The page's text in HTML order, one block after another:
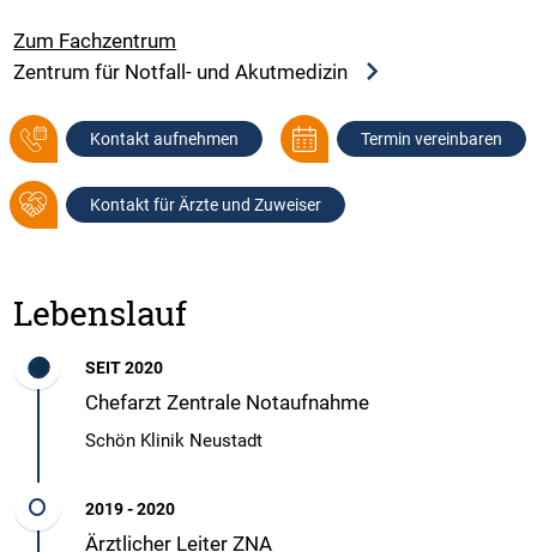
Zum Fachzentrum
Zentrum für Notfall- und Akutmedizin
Kontakt aufnehmen Termin vereinbaren
Kontakt für Ärzte und Zuweiser
Lebenslauf
SEIT 2020
Chefarzt Zentrale Notaufnahme
Schön Klinik Neustadt
2019 - 2020
Ärztlicher Leiter ZNA